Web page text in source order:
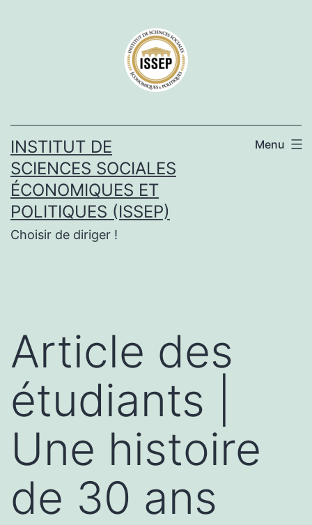
INSTITUT DE
SCIENCES SOCIALES
ÉCONOMIQUES ET
POLITIQUES (ISSEP)
Choisir de diriger !
Menu
Article des
étudiants |
Une histoire
de 30 ans